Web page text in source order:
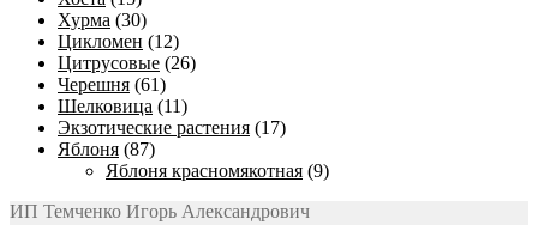
Хурма (30)
Цикломен (12)
Цитрусовые (26)
Черешня (61)
Шелковица (11)
Экзотические растения (17)
Яблоня (87)
Яблоня красномякотная (9)
ИП Темченко Игорь Александрович